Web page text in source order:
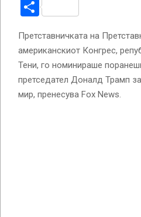
Share
Претставничката на
американскиот Конгрес,
Тени, го номинираше
претседател Доналд Трамп
мир, пренесува Fox News.